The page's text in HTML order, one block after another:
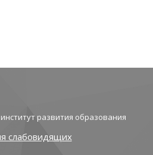
развития образования
слабовидящих